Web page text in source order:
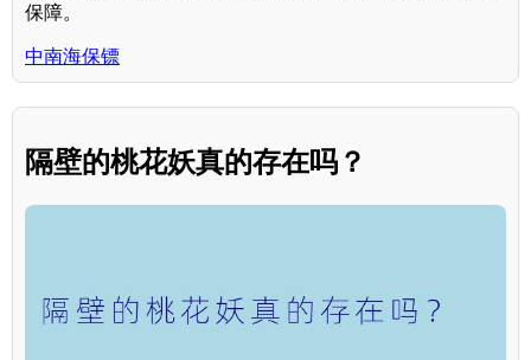
保障。
中南海保镖
隔壁的桃花妖真的存在吗？